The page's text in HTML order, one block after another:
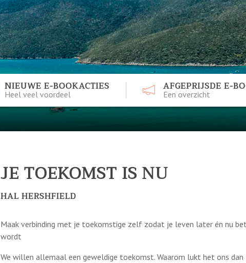
NIEUWE E-BOOKACTIES
Heel veel voordeel
AFGEPRIJSDE E-
Een overzicht
JE TOEKOMST IS NU
HAL HERSHFIELD
Maak verbinding met je toekomstige zelf zodat je leven later én nu
wordt
We willen allemaal een geweldige toekomst. Waarom lukt het ons